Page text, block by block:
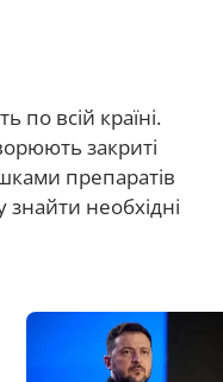
по всій країні.
закриті
препаратів
необхідні